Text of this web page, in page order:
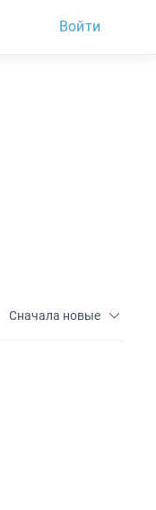
Войти
Сначала новые